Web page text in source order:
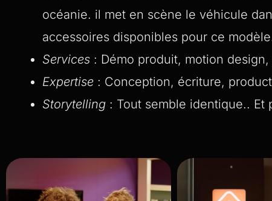
océanie. il met en scène le véhicule
accessoires disponibles pour ce
Services : Démo produit, motion
Expertise : Conception, écriture,
Storytelling : Tout semble identique..